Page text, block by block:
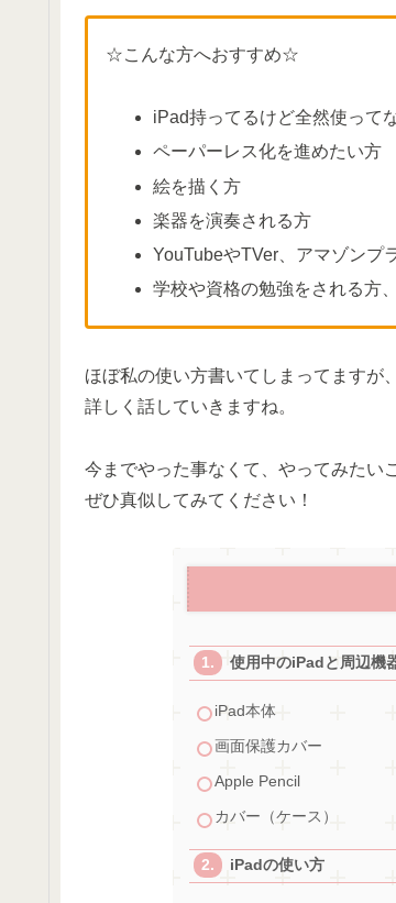
☆こんな方へおすすめ☆
iPad持ってるけど全然使って
ペーパーレス化を進めたい方
絵を描く方
楽器を演奏される方
YouTubeやTVer、アマゾンプ
学校や資格の勉強をされる方
ほぼ私の使い方書いてしまってますが、
詳しく話していきますね。
今までやった事なくて、やってみたい
ぜひ真似してみてください！
使用中のiPadと周辺機
iPad本体
画面保護カバー
Apple Pencil
カバー（ケース）
iPadの使い方